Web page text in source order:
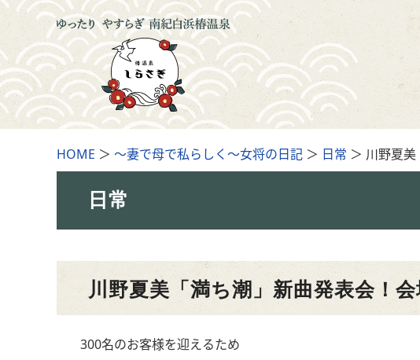
HOME ＞ ～妻で母で私らしく～女将の日記 ＞ 日常 ＞ 川野夏
日常
川野夏美「満ち潮」新曲発表会！会
300名のお客様を迎えるため